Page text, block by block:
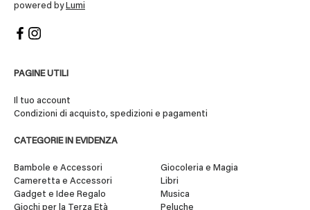
powered by Lumi
PAGINE UTILI
Il tuo account
Condizioni di acquisto, spedizioni e pagamenti
CATEGORIE IN EVIDENZA
Bambole e Accessori
Cameretta e Accessori
Gadget e Idee Regalo
Giochi per la Terza Età
Giocoleria e Magia
Libri
Musica
Peluche